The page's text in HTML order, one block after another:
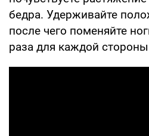
бедра. Удерживайте
после чего поменяйте
раза для каждой